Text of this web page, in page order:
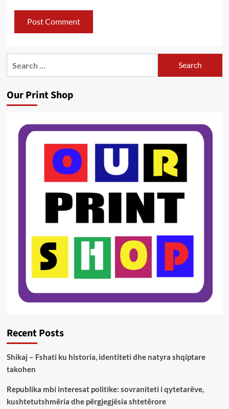
Our Print Shop
Recent Posts
Shikaj – Fshati ku historia, identiteti dhe natyra shqiptare
takohen
Republika mbi interesat politike: sovraniteti i qytetarëve,
kushtetutshmëria dhe përgjegjësia shtetërore